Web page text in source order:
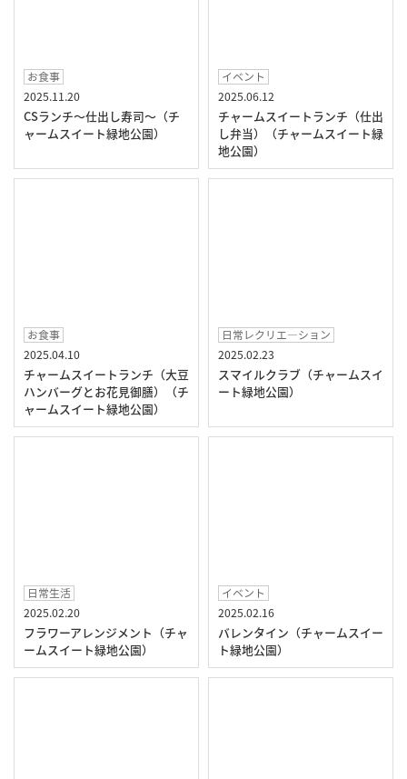
お食事
2025.11.20
CSランチ～仕出し寿司～（チ
ャームスイート緑地公園）
イベント
2025.06.12
チャームスイートランチ（仕出
し弁当）（チャームスイート緑
地公園）
お食事
2025.04.10
チャームスイートランチ（大豆
ハンバーグとお花見御膳）（チ
ャームスイート緑地公園）
日常レクリエ―ション
2025.02.23
スマイルクラブ（チャームスイ
ート緑地公園）
日常生活
2025.02.20
フラワーアレンジメント（チャ
ームスイート緑地公園）
イベント
2025.02.16
バレンタイン（チャームスイー
ト緑地公園）